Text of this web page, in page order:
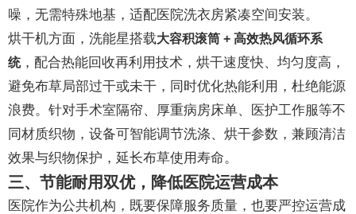
噪，无需特殊地基，适配医院洗衣房紧凑空间安装。
烘干机方面，洗能星搭载大容积滚筒 + 高效热风循环系
统，配合热能回收再利用技术，烘干速度快、均匀度高，
避免布草局部过干或未干，同时优化热能利用，杜绝能源
浪费。针对手术室隔帘、厚重病房床单、医护工作服等不
同材质织物，设备可智能调节洗涤、烘干参数，兼顾清洁
效果与织物保护，延长布草使用寿命。
三、节能耐用双优，降低医院运营成本
医院作为公共机构，既要保障服务质量，也要严控运营成